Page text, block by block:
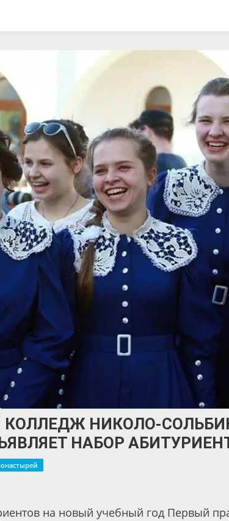
НИКОЛО-
НАБОР
на новый учебный год Первый